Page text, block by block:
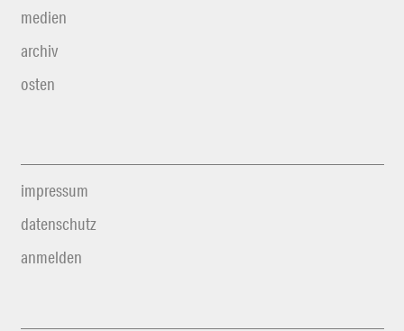
medien
archiv
osten
impressum
datenschutz
anmelden